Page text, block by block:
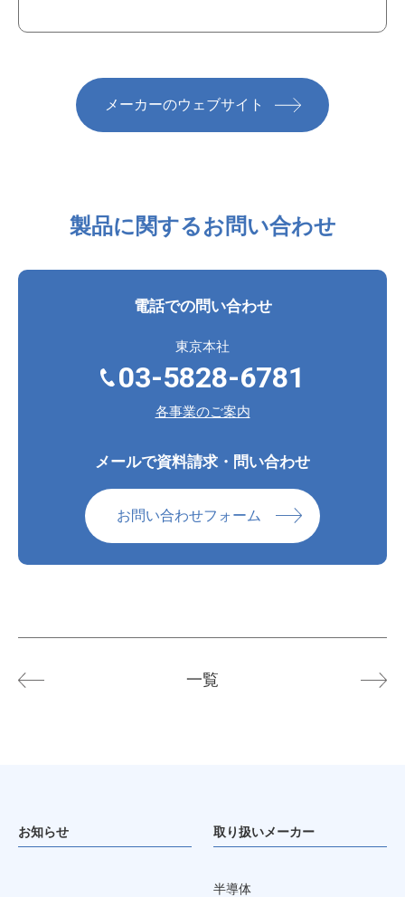
メーカーのウェブサイト
製品に関するお問い合わせ
電話での問い合わせ
東京本社
03-5828-6781
各事業のご案内
メールで資料請求・問い合わせ
お問い合わせフォーム
一覧
お知らせ 取り扱いメーカー
半導体